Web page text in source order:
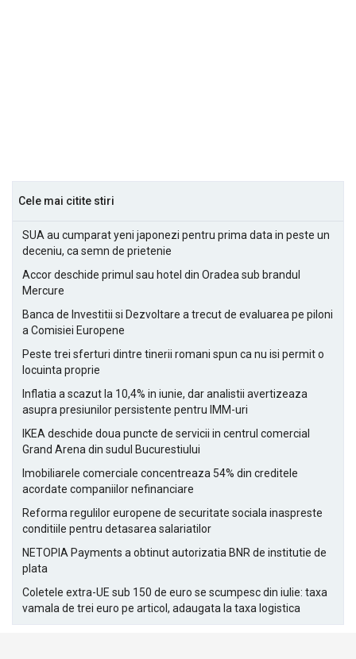
Cele mai citite stiri
SUA au cumparat yeni japonezi pentru prima data in peste un
deceniu, ca semn de prietenie
Accor deschide primul sau hotel din Oradea sub brandul
Mercure
Banca de Investitii si Dezvoltare a trecut de evaluarea pe piloni
a Comisiei Europene
Peste trei sferturi dintre tinerii romani spun ca nu isi permit o
locuinta proprie
Inflatia a scazut la 10,4% in iunie, dar analistii avertizeaza
asupra presiunilor persistente pentru IMM-uri
IKEA deschide doua puncte de servicii in centrul comercial
Grand Arena din sudul Bucurestiului
Imobiliarele comerciale concentreaza 54% din creditele
acordate companiilor nefinanciare
Reforma regulilor europene de securitate sociala inaspreste
conditiile pentru detasarea salariatilor
NETOPIA Payments a obtinut autorizatia BNR de institutie de
plata
Coletele extra-UE sub 150 de euro se scumpesc din iulie: taxa
vamala de trei euro pe articol, adaugata la taxa logistica